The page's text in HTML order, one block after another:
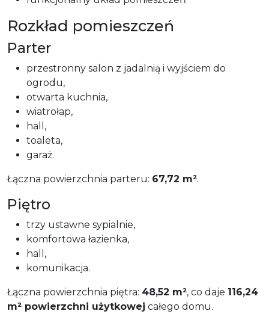
Rozkład pomieszczeń
Parter
przestronny salon z jadalnią i wyjściem do
ogrodu,
otwarta kuchnia,
wiatrołap,
hall,
toaleta,
garaż.
Łączna powierzchnia parteru: 67,72 m².
Piętro
trzy ustawne sypialnie,
komfortowa łazienka,
hall,
komunikacja.
Łączna powierzchnia piętra: 48,52 m², co daje 116,24
m² powierzchni użytkowej całego domu.